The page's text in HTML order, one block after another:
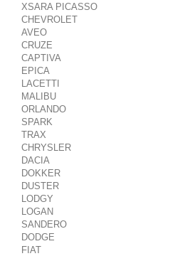
XSARA PICASSO
CHEVROLET
AVEO
CRUZE
CAPTIVA
EPICA
LACETTI
MALIBU
ORLANDO
SPARK
TRAX
CHRYSLER
DACIA
DOKKER
DUSTER
LODGY
LOGAN
SANDERO
DODGE
FIAT